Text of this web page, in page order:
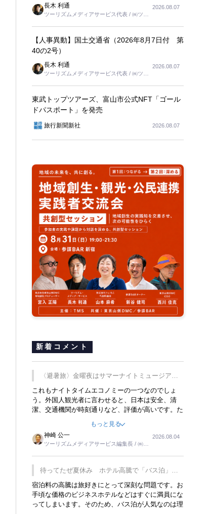
長木 利通
ツーリズムメディアサービス代表 / ㈱ツー
2026.08.07
【人事異動】国土交通省（2026年8月7日付 第
40の2号）
長木 利通
ツーリズムメディアサービス代表 / ㈱ツー
2026.08.07
東武トップツアーズ、富山市公式NFT「ゴール
ドパスポート」を発売
旅行新聞新社 2026.08.07
新着コメント
〈避暑旅〉金曜夜はサマーナイトミュージア
ム、都立6施設で
これもナイトタイムエコノミーの一つなのでしょ
う。外国人観光者に言わせると、日本は安全、清
潔、交通機関が時刻通りなど、評価が高いです。た
す。そのような意味で、金曜夜にこのようなイベン
トが行われれば、日本人に限らず外国人にとっても
楽しみが増えるでしょうね。
もっと見る
神崎 公一
ツーリズムメディアサービス編集長 / ㈱ツ
2026.08.04
待ってたぜ夏休み ホテル高騰で「バス泊」人
気
宿泊料の高騰は旅好きにとって深刻な問題です。お
手頃な価格のビジネスホテルなどはすぐに満員にな
ってしまいます。そのため、バス泊が人気なのは理